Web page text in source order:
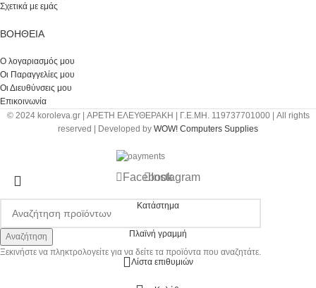
Σχετικά με εμάς
ΒΟΉΘΕΙΑ
Ο λογαριασμός μου
Οι Παραγγελίες μου
Οι Διευθύνσεις μου
Επικοινωνία
© 2024 koroleva.gr | ΑΡΕΤΗ ΕΛΕΥΘΕΡΑΚΗ | Γ.Ε.ΜΗ. 119737701000 | All rights
reserved | Developed by WOW! Computers Supplies
Αναζήτηση
Ξεκινήστε να πληκτρολογείτε για να δείτε τα προϊόντα που αναζητάτε.
FacebookInstagram
Κατάστημα
Πλαϊνή γραμμή
Λίστα επιθυμιών